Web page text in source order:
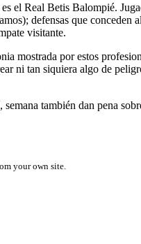
el Real Betis Balompié.
defensas que conceden
visitante.
mostrada por estos
ni tan siquiera algo de
también dan pena
your own site.